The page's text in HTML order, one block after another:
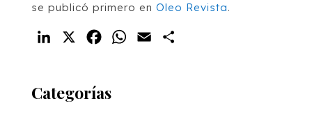
se publicó primero en Oleo Revista.
LinkedIn FacebookWhatsApp
Email
Categorías